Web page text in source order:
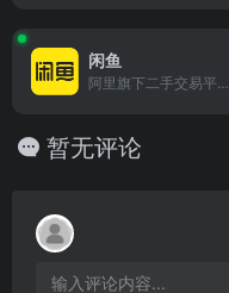
闲鱼
阿里旗下二手交易平台，2025 年月活用户达 2.09 亿，推出 AI 智能托管（自动应答咨询、调整价格）及「鱼力值」信用体系。支持「验货宝」官方质检，日均发布闲置物品超 400 万件。
暂无评论